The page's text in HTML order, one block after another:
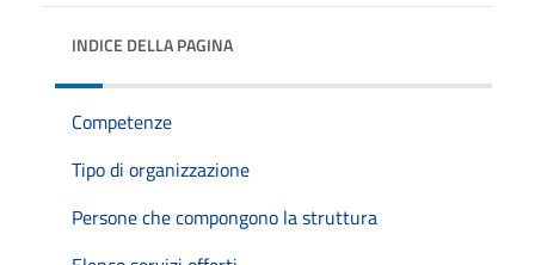
INDICE DELLA PAGINA
Competenze
Tipo di organizzazione
Persone che compongono la struttura